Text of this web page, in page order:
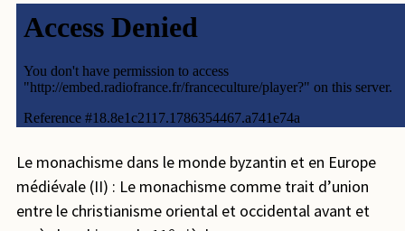
Le monachisme dans le monde byzantin et en Europe
médiévale (II) : Le monachisme comme trait d’union
entre le christianisme oriental et occidental avant et